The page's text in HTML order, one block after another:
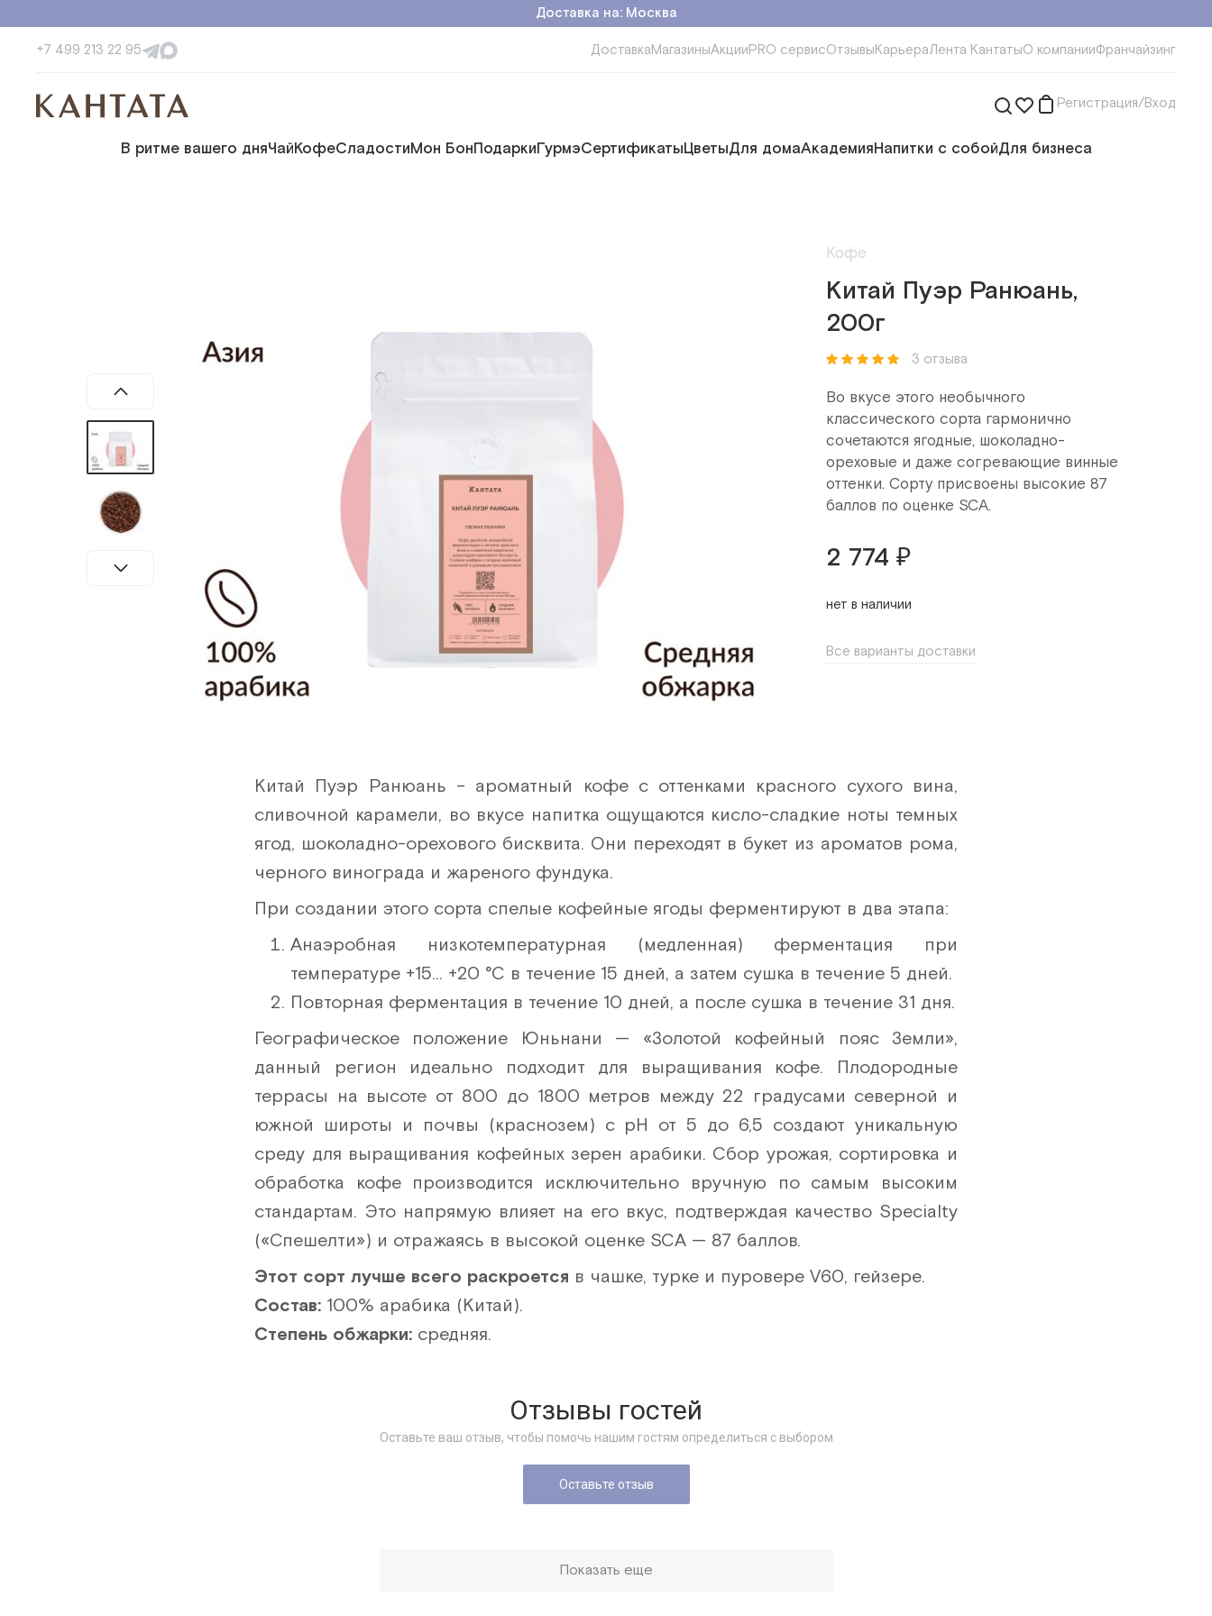
Доставка на: Москва
+7 499 213 22 95 ДоставкаМагазиныАкцииPRO сервисОтзывыКарьераЛента КантатыО компанииФранчайзинг
Регистрация/Вход
В ритме вашего дняЧайКофеСладостиМон БонПодаркиГурмэСертификатыЦветыДля домаАкадемияНапитки с собойДля бизнеса
Кофе
Китай Пуэр Ранюань,
200г
3 отзыва
Во вкусе этого необычного
классического сорта гармонично
сочетаются ягодные, шоколадно-
ореховые и даже согревающие винные
оттенки. Сорту присвоены высокие 87
баллов по оценке SCA.
2 774 ₽
нет в наличии
Все варианты доставки
Китай Пуэр Ранюань – ароматный кофе с оттенками красного сухого вина,
сливочной карамели, во вкусе напитка ощущаются кисло-сладкие ноты темных
ягод, шоколадно-орехового бисквита. Они переходят в букет из ароматов рома,
черного винограда и жареного фундука.
При создании этого сорта спелые кофейные ягоды ферментируют в два этапа:
Анаэробная низкотемпературная (медленная) ферментация при
температуре +15… +20 °C в течение 15 дней, а затем сушка в течение 5 дней.
Повторная ферментация в течение 10 дней, а после сушка в течение 31 дня.
Географическое положение Юньнани — «Золотой кофейный пояс Земли»,
данный регион идеально подходит для выращивания кофе. Плодородные
террасы на высоте от 800 до 1800 метров между 22 градусами северной и
южной широты и почвы (краснозем) с pH от 5 до 6,5 создают уникальную
среду для выращивания кофейных зерен арабики. Сбор урожая, сортировка и
обработка кофе производится исключительно вручную по самым высоким
стандартам. Это напрямую влияет на его вкус, подтверждая качество Specialty
(«Спешелти») и отражаясь в высокой оценке SCA — 87 баллов.
Этот сорт лучше всего раскроется в чашке, турке и пуровере V60, гейзере.
Состав: 100% арабика (Китай).
Степень обжарки: средняя.
Отзывы гостей
Оставьте ваш отзыв, чтобы помочь нашим гостям определиться с выбором
Оставьте отзыв
Показать еще